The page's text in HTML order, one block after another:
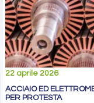
22 aprile 2026
ACCIAIO ED
PER PROTESTA